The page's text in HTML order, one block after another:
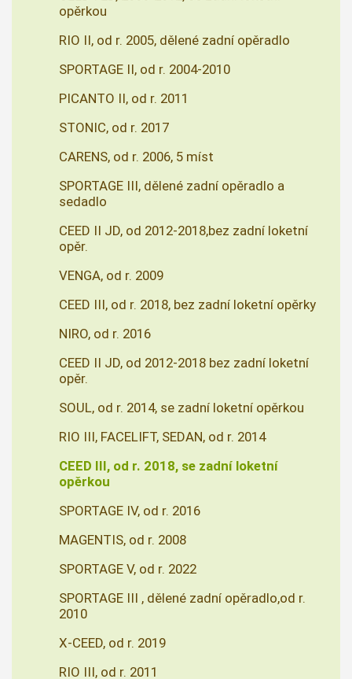
opěrkou
RIO II, od r. 2005, dělené zadní opěradlo
SPORTAGE II, od r. 2004-2010
PICANTO II, od r. 2011
STONIC, od r. 2017
CARENS, od r. 2006, 5 míst
SPORTAGE III, dělené zadní opěradlo a
sedadlo
CEED II JD, od 2012-2018,bez zadní loketní
opěr.
VENGA, od r. 2009
CEED III, od r. 2018, bez zadní loketní opěrky
NIRO, od r. 2016
CEED II JD, od 2012-2018 bez zadní loketní
opěr.
SOUL, od r. 2014, se zadní loketní opěrkou
RIO III, FACELIFT, SEDAN, od r. 2014
CEED III, od r. 2018, se zadní loketní
opěrkou
SPORTAGE IV, od r. 2016
MAGENTIS, od r. 2008
SPORTAGE V, od r. 2022
SPORTAGE III , dělené zadní opěradlo,od r.
2010
X-CEED, od r. 2019
RIO III, od r. 2011